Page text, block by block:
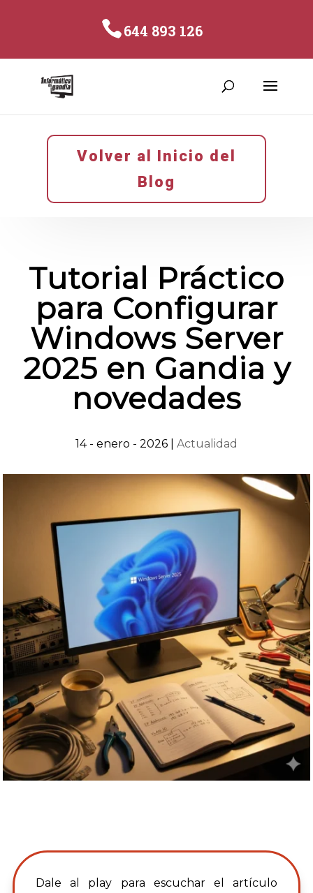
644 893 126
Volver al Inicio del
Blog
Tutorial Práctico
para Configurar
Windows Server
2025 en Gandia y
novedades
14 - enero - 2026 Actualidad
Dale al play para escuchar el artículo